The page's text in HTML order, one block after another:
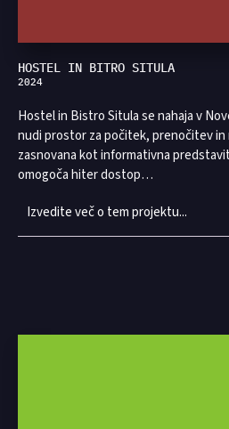
HOSTEL IN BITRO SITULA
2024
Hostel in Bistro Situla se nahaja v
nudi prostor za počitek, prenočitev in
zasnovana kot informativna
omogoča hiter dostop…
Izvedite več o tem projektu...